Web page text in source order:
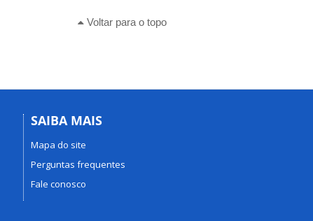
Voltar para o topo
SAIBA MAIS
Mapa do site
Perguntas frequentes
Fale conosco